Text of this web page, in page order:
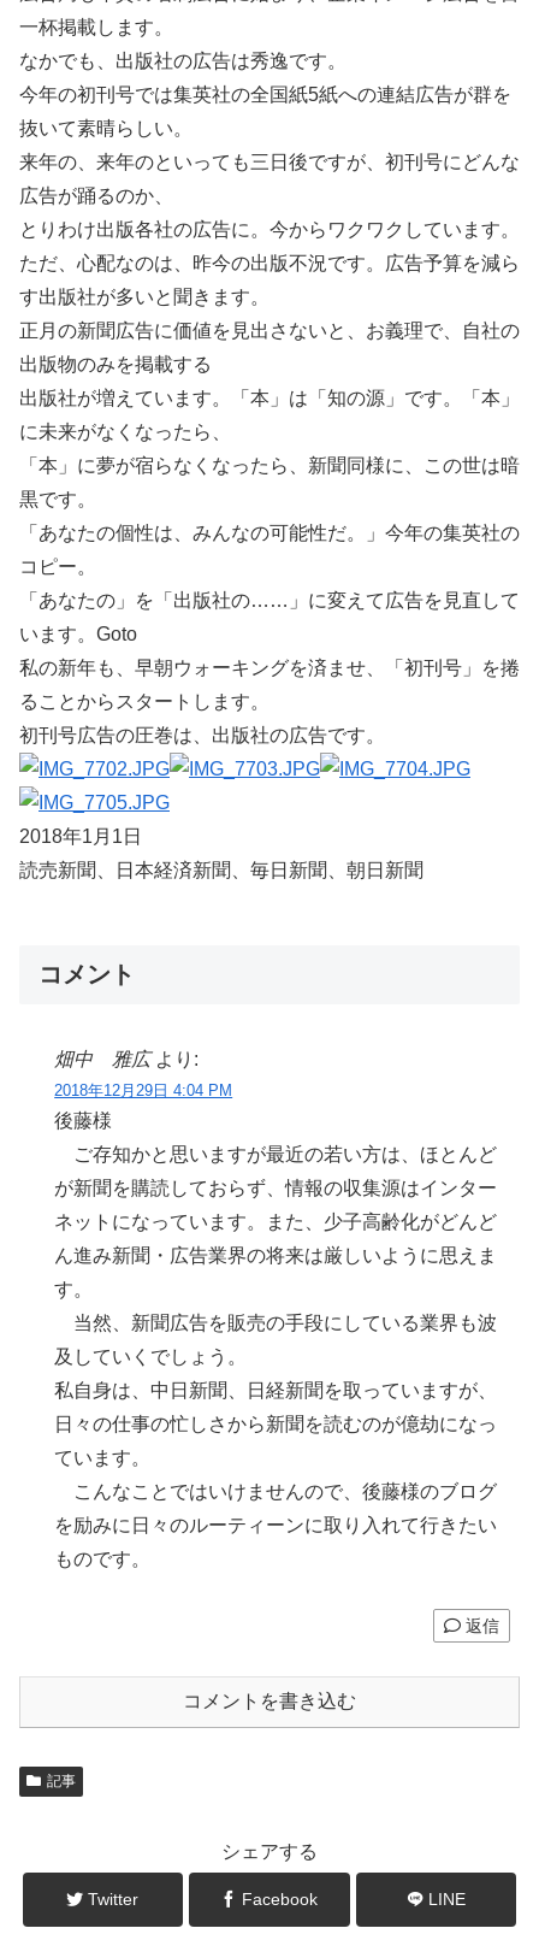
一杯掲載します。
なかでも、出版社の広告は秀逸です。
今年の初刊号では集英社の全国紙5紙への連結広告が群を
抜いて素晴らしい。
来年の、来年のといっても三日後ですが、初刊号にどんな
広告が踊るのか、
とりわけ出版各社の広告に。今からワクワクしています。
ただ、心配なのは、昨今の出版不況です。広告予算を減ら
す出版社が多いと聞きます。
正月の新聞広告に価値を見出さないと、お義理で、自社の
出版物のみを掲載する
出版社が増えています。「本」は「知の源」です。「本」
に未来がなくなったら、
「本」に夢が宿らなくなったら、新聞同様に、この世は暗
黒です。
「あなたの個性は、みんなの可能性だ。」今年の集英社の
コピー。
「あなたの」を「出版社の……」に変えて広告を見直して
います。Goto
私の新年も、早朝ウォーキングを済ませ、「初刊号」を捲
ることからスタートします。
初刊号広告の圧巻は、出版社の広告です。
2018年1月1日
読売新聞、日本経済新聞、毎日新聞、朝日新聞
コメント
畑中 雅広 より:
2018年12月29日 4:04 PM
後藤様
ご存知かと思いますが最近の若い方は、ほとんど
が新聞を購読しておらず、情報の収集源はインター
ネットになっています。また、少子高齢化がどんど
ん進み新聞・広告業界の将来は厳しいように思えま
す。
当然、新聞広告を販売の手段にしている業界も波
及していくでしょう。
私自身は、中日新聞、日経新聞を取っていますが、
日々の仕事の忙しさから新聞を読むのが億劫になっ
ています。
こんなことではいけませんので、後藤様のブログ
を励みに日々のルーティーンに取り入れて行きたい
ものです。
返信
コメントを書き込む
記事
シェアする
Twitter Facebook LINE